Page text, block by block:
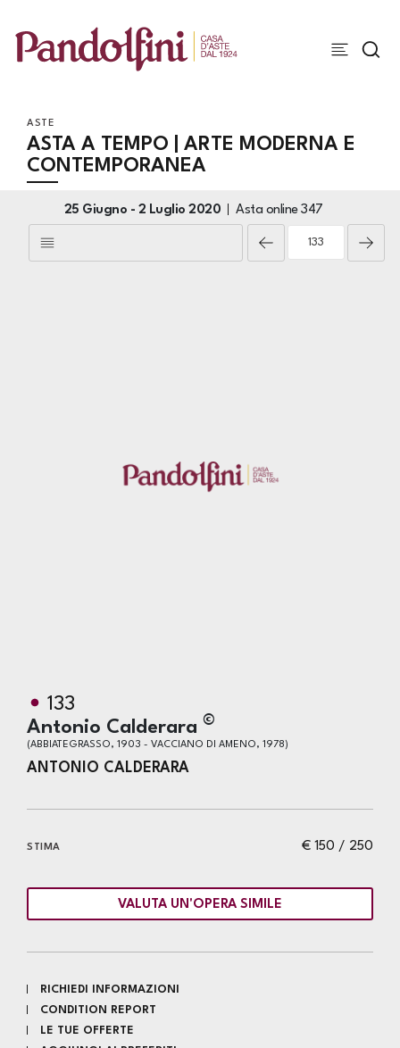
ASTE
ASTA A TEMPO | ARTE MODERNA E
CONTEMPORANEA
25 Giugno - 2 Luglio 2020 Asta online 347
133
Antonio Calderara ©
(ABBIATEGRASSO, 1903 - VACCIANO DI AMENO, 1978)
ANTONIO CALDERARA
€ 150 / 250
STIMA
VALUTA UN'OPERA SIMILE
RICHIEDI INFORMAZIONI
CONDITION REPORT
LE TUE OFFERTE